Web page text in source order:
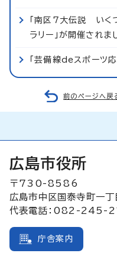
「南区7大伝説 い
ラリー」が開催されま
「芸備線deスポーツ
前のページへ戻
広島市役所
〒730-8586
広島市中区国泰寺町一
代表電話：082-245-
庁舎案内